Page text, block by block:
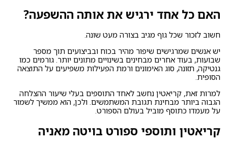
האם כל אחד ירגיש את אותה ההשפעה?
חשוב לזכור שכל גוף מגיב בצורה מעט שונה.
יש אנשים שמרגישים שיפור מהיר בכוח ובביצועים תוך מספר
שבועות, בעוד אחרים מבחינים בשינויים מתונים יותר. גורמים כמו
גנטיקה, תזונה, סוג האימונים ורמת הפעילות משפיעים על התוצאה
הסופית.
למרות זאת, קריאטין נחשב לאחד התוספים בעלי שיעור ההצלחה
הגבוה ביותר מבחינת תגובת המשתמשים. ולכן, הוא ממשיך לשמור
על מעמדו כתוסף מוביל בעולם הספורט.
קריאטין ותוספי ספורט בויטה מאניה